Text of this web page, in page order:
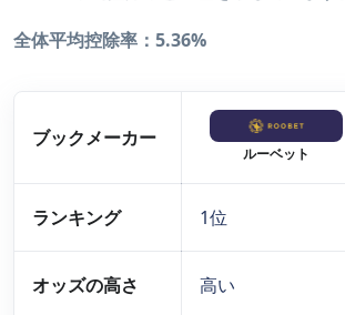
全体平均控除率：5.36%
ブックメーカー
ルーベット
ランキング 1位
オッズの高さ 高い